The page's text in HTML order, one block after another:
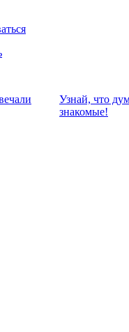
Узнай, что
знакомые!